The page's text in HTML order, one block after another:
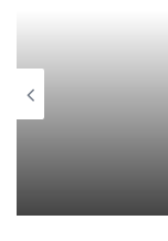
desde 2005, “el
atraen a grupos y
de comunidades